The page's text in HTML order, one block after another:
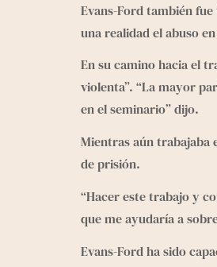
Evans-Ford también fue
una realidad el abuso
En su camino hacia el
violenta”. “La mayor
en el seminario” dijo.
Mientras aún trabajaba
de prisión.
“Hacer este trabajo y
que me ayudaría a
Evans-Ford ha sido